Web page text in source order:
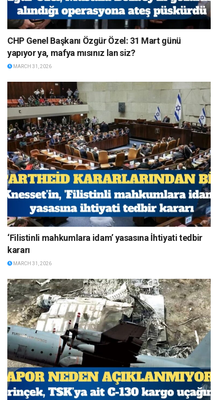
CHP Genel Başkanı Özgür Özel: 31 Mart günü
yapıyor ya, mafya mısınız lan siz?
MARCH 31, 2026
‘Filistinli mahkumlara idam’ yasasına İhtiyati tedbir
kararı
MARCH 31, 2026